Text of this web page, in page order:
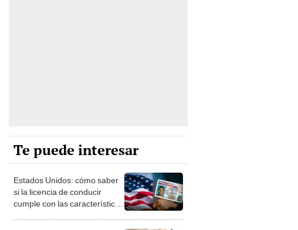
Te puede interesar
Estados Unidos: cómo saber
si la licencia de conducir
cumple con las características